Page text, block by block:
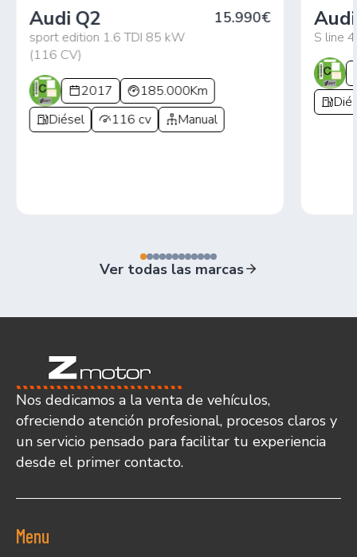
Audi Q2
sport edition 1.6 TDI 85 kW
(116 CV)
15.990€
2017
185.000Km
Diésel
116 cv Manual
S line
Ver todas las marcas
Nos dedicamos a la venta de vehículos,
ofreciendo atención profesional, procesos claros y
un servicio pensado para facilitar tu experiencia
desde el primer contacto.
Menu